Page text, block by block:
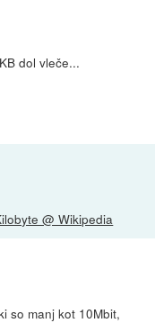
dol vleče...
@ Wikipedia
so manj kot 10Mbit,